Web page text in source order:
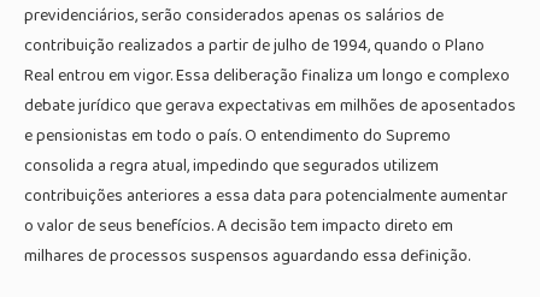
previdenciários, serão considerados apenas os salários de
contribuição realizados a partir de julho de 1994, quando o Plano
Real entrou em vigor. Essa deliberação finaliza um longo e complexo
debate jurídico que gerava expectativas em milhões de aposentados
e pensionistas em todo o país. O entendimento do Supremo
consolida a regra atual, impedindo que segurados utilizem
contribuições anteriores a essa data para potencialmente aumentar
o valor de seus benefícios. A decisão tem impacto direto em
milhares de processos suspensos aguardando essa definição.